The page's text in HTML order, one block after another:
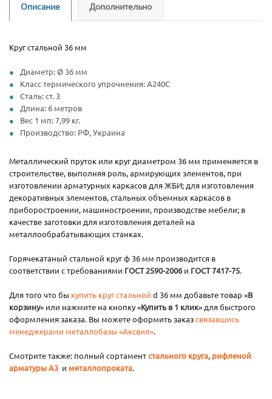
Описание Дополнительно
Круг стальной 36 мм
Диаметр: Ø 36 мм
Класс термического упрочнения: А240С
Сталь: ст. 3
Длина: 6 метров
Вес 1 мп: 7,99 кг.
Производство: РФ, Украина
Металлический пруток или круг диаметром 36 мм применяется в
строительстве, выполняя роль, армирующих элементов, при
изготовлении арматурных каркасов для ЖБИ; для изготовления
декоративных элементов, стальных объемных каркасов в
приборостроении, машиностроении, производстве мебели; в
качестве заготовки для изготовления деталей на
металлообрабатывающих станках.
Горячекатаный стальной круг ф 36 мм производится в
соответствии с требованиями ГОСТ 2590-2006и ГОСТ 7417-75.
Для того что бы купить круг стальной d 36 мм добавьте товар «В
корзину» или нажмите на кнопку «Купить в 1 клик» для быстрого
оформления заказа. Вы можете оформить заказсвязавшись
менеджерами металлобазы «Аксвил».
Смотрите также: полный сортаментстального круга, рифленой
арматуры А3 и металлопроката.